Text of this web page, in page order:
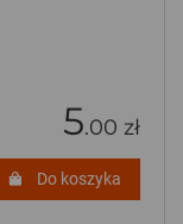
5.00 zł
Do koszyka